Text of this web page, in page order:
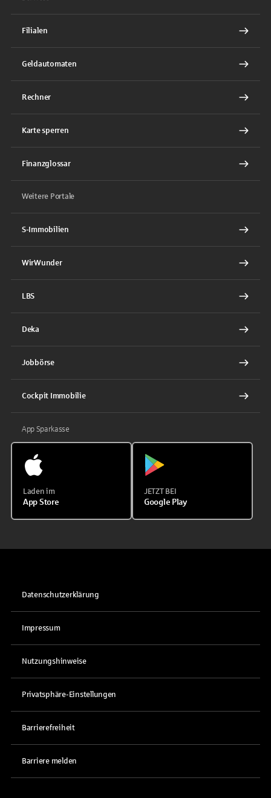
Filialen
Geldautomaten
Rechner
Karte sperren
Finanzglossar
Weitere Portale
S-Immobilien
WirWunder
LBS
Deka
Jobbörse
Cockpit Immobilie
App Sparkasse
Laden im
App Store
JETZT BEI
Google Play
Datenschutzerklärung
Impressum
Nutzungshinweise
Privatsphäre-Einstellungen
Barrierefreiheit
Barriere melden